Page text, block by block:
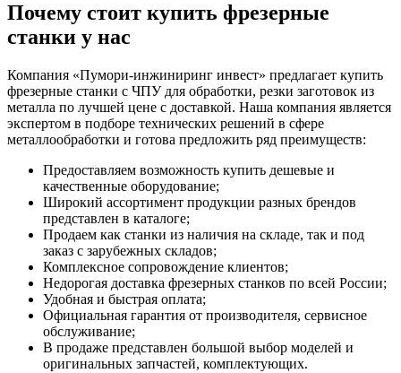
Почему стоит купить фрезерные
станки у нас
Компания «Пумори-инжиниринг инвест» предлагает купить
фрезерные станки с ЧПУ для обработки, резки заготовок из
металла по лучшей цене с доставкой. Наша компания является
экспертом в подборе технических решений в сфере
металлообработки и готова предложить ряд преимуществ:
Предоставляем возможность купить дешевые и
качественные оборудование;
Широкий ассортимент продукции разных брендов
представлен в каталоге;
Продаем как станки из наличия на складе, так и под
заказ с зарубежных складов;
Комплексное сопровождение клиентов;
Недорогая доставка фрезерных станков по всей России;
Удобная и быстрая оплата;
Официальная гарантия от производителя, сервисное
обслуживание;
В продаже представлен большой выбор моделей и
оригинальных запчастей, комплектующих.